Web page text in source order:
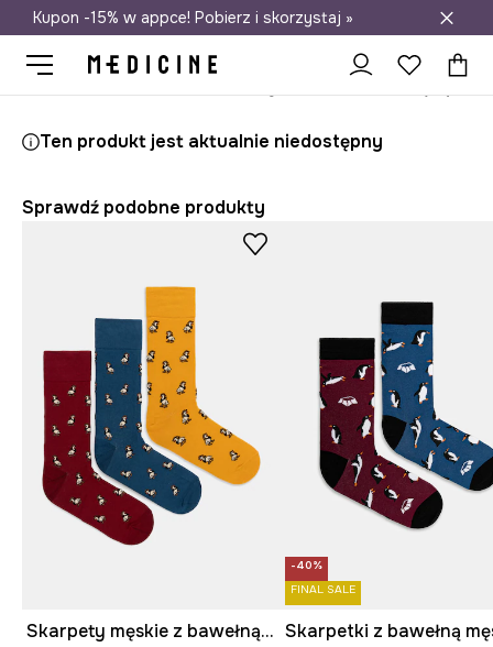
Darmowa dostawa do salonów
Kupon -15% w appce! Pobierz i skorzystaj »
Ten produkt jest aktualnie niedostępny
Sprawdź podobne produkty
Skarpety męskie z bawełną z motywem zwierzęcym 3-pack
-40%
FINAL SALE